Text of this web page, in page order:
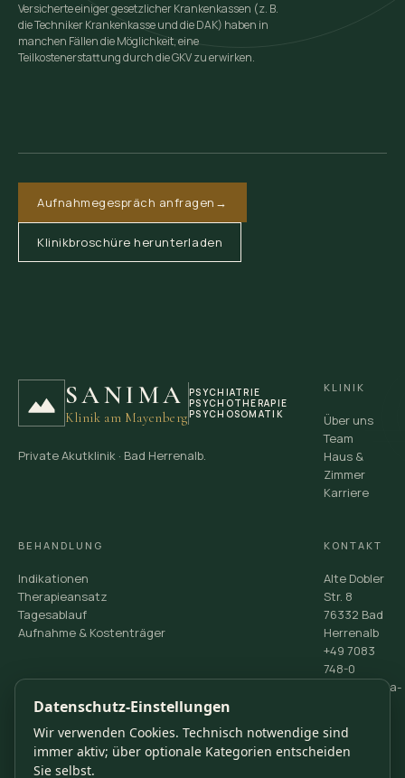
Versicherte einiger gesetzlicher Krankenkassen (z. B.
die Techniker Krankenkasse und die DAK) haben in
manchen Fällen die Möglichkeit, eine
Teilkostenerstattung durch die GKV zu erwirken.
Aufnahmegespräch anfragen →
Klinikbroschüre herunterladen
SANIMA
Klinik am Mayenberg
PSYCHIATRIE
PSYCHOTHERAPIE
PSYCHOSOMATIK
Private Akutklinik · Bad Herrenalb.
KLINIK
Über uns
Team
Haus &
Zimmer
Karriere
BEHANDLUNG
Indikationen
Therapieansatz
Tagesablauf
Aufnahme & Kostenträger
KONTAKT
Alte Dobler
Str. 8
76332 Bad
Herrenalb
+49 7083
748-0
info@sanima-
Rückruf
Datenschutz-Einstellungen
Wir verwenden Cookies. Technisch notwendige sind
immer aktiv; über optionale Kategorien entscheiden
Sie selbst.